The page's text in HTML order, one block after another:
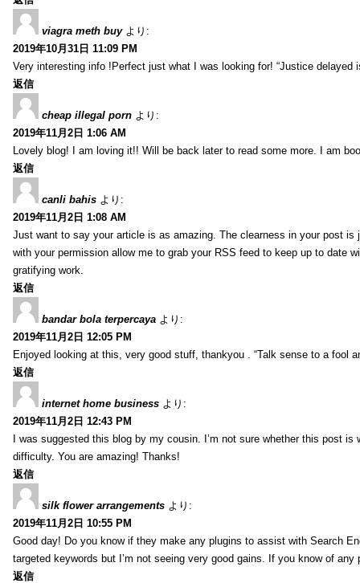
viagra meth buy より:
2019年10月31日 11:09 PM
Very interesting info !Perfect just what I was looking for! “Justice delayed
返信
cheap illegal porn より:
2019年11月2日 1:06 AM
Lovely blog! I am loving it!! Will be back later to read some more. I am
返信
canli bahis より:
2019年11月2日 1:08 AM
Just want to say your article is as amazing. The clearness in your post
with your permission allow me to grab your RSS feed to keep up to date
gratifying work.
返信
bandar bola terpercaya より:
2019年11月2日 12:05 PM
Enjoyed looking at this, very good stuff, thankyou . “Talk sense to a fool
返信
internet home business より:
2019年11月2日 12:43 PM
I was suggested this blog by my cousin. I’m not sure whether this post
difficulty. You are amazing! Thanks!
返信
silk flower arrangements より:
2019年11月2日 10:55 PM
Good day! Do you know if they make any plugins to assist with Search
targeted keywords but I’m not seeing very good gains. If you know of any
返信